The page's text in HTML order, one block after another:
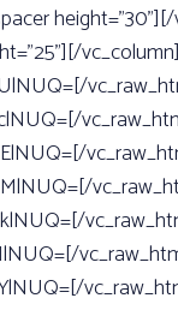
height=”30”][/